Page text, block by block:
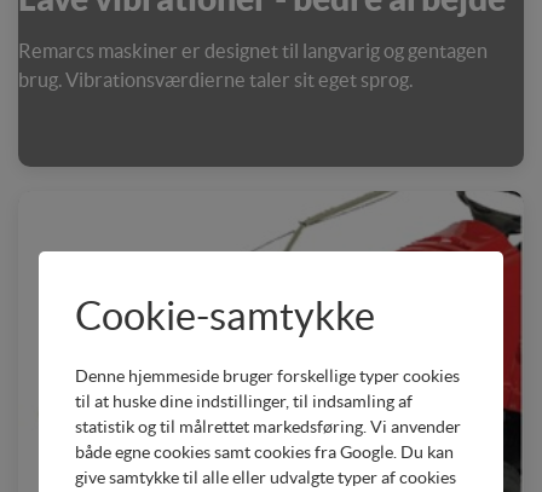
Remarcs maskiner er designet til langvarig og gentagen
brug. Vibrationsværdierne taler sit eget sprog.
Cookie-samtykke
Denne hjemmeside bruger forskellige typer cookies
til at huske dine indstillinger, til indsamling af
statistik og til målrettet markedsføring. Vi anvender
både egne cookies samt cookies fra Google. Du kan
give samtykke til alle eller udvalgte typer af cookies